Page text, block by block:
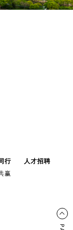
行
赢
人才招聘